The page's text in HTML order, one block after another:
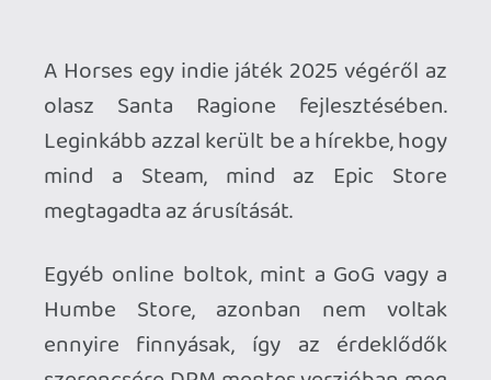
haszonállatok, akik nyaktól lefelé
ráadásul teljesen meztelenek (bár a
program a nemi szerveket, a segget meg
a nők mellbimbóit kikockázza). Ez a
helyzet csak tovább fokozódik a napok
teltével, ahogy a hol megrázó, hol
szürreális történetben egyre mélyebbre
játék csupán az új napok és éjszakák
elején ment, viszont (apró spoiler) a
végigjátszást követően megnyílik a
fejezetválasztó menü is.